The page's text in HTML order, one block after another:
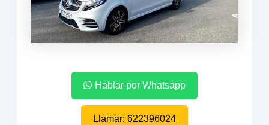
Hablar por Whatsapp
Llamar: 622396024